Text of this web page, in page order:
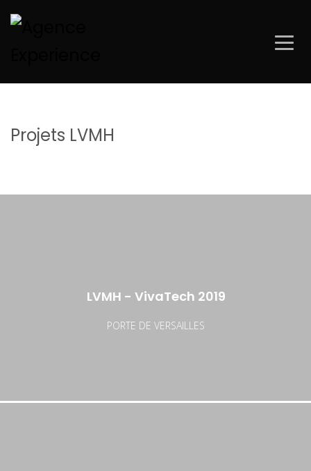
Projets LVMH
LVMH - VivaTech 2019
PORTE DE VERSAILLES